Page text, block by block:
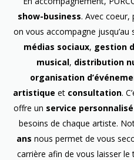
show-business. Avec coeur,
on vous accompagne jusqu’au
médias sociaux, gestion
musical, distribution
organisation
artistique etconsultation.
offre un service personnalisé
besoins de chaque artiste.
ans nous permet de vous
carrière afin de vous laisser